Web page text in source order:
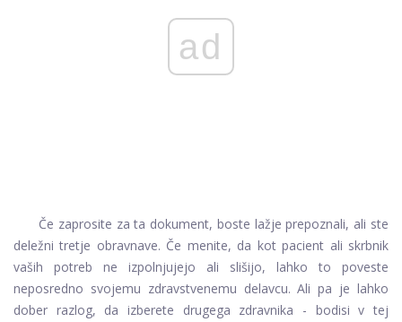
ad
Če zaprosite za ta dokument, boste lažje prepoznali, ali ste
deležni tretje obravnave. Če menite, da kot pacient ali skrbnik
vaših potreb ne izpolnjujejo ali slišijo, lahko to poveste
neposredno svojemu zdravstvenemu delavcu. Ali pa je lahko
dober razlog, da izberete drugega zdravnika - bodisi v tej